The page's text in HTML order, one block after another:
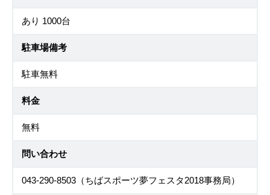
あり 1000台
駐車場備考
駐車無料
料金
無料
問い合わせ
043-290-8503（ちばスポーツ夢フェスタ2018事務局）